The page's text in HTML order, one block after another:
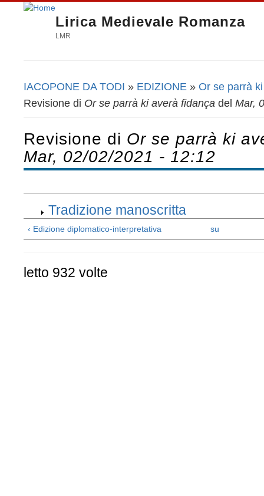
Lirica Medievale Romanza
LMR
Tu sei qui
IACOPONE DA TODI » EDIZIONE » Or se parrà
Revisione di Or se parrà ki averà fidança del Mar,
Revisione di Or se parrà ki
Mar, 02/02/2021 - 12:12
Tradizione manoscritta
‹ Edizione diplomatico-interpretativa su
letto 932 volte